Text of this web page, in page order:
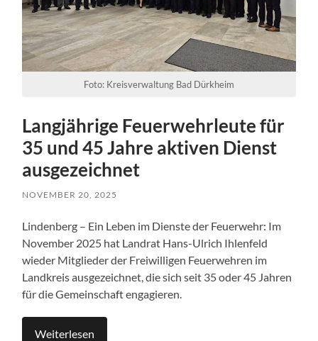
Foto: Kreisverwaltung Bad Dürkheim
Langjährige Feuerwehrleute für
35 und 45 Jahre aktiven Dienst
ausgezeichnet
NOVEMBER 20, 2025
Lindenberg – Ein Leben im Dienste der Feuerwehr: Im
November 2025 hat Landrat Hans-Ulrich Ihlenfeld
wieder Mitglieder der Freiwilligen Feuerwehren im
Landkreis ausgezeichnet, die sich seit 35 oder 45 Jahren
für die Gemeinschaft engagieren.
Weiterlesen